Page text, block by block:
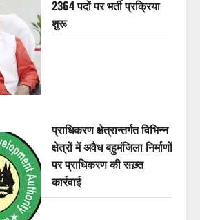
2364 पदों पर भर्ती प्रक्रिया
शुरू
प्राधिकरण क्षेत्रान्तर्गत विभिन्न
क्षेत्रों में अवैध बहुमंजिला निर्माणों
पर प्राधिकरण की सख़्त
कार्रवाई